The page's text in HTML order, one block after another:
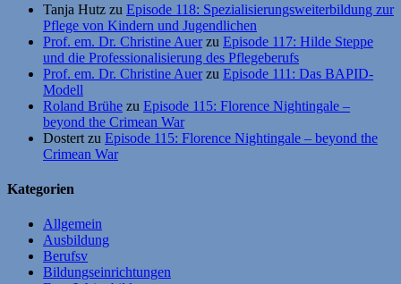
Tanja Hutz zu Episode 118: Spezialisierungsweiterbildung zur
Pflege von Kindern und Jugendlichen
Prof. em. Dr. Christine Auerzu Episode 117: Hilde Steppe
und die Professionalisierung des Pflegeberufs
Prof. em. Dr. Christine Auerzu Episode 111: Das BAPID-
Modell
Roland Brühe zu Episode 115: Florence Nightingale –
beyond the Crimean War
Dostert zu Episode 115: Florence Nightingale – beyond the
Crimean War
Kategorien
Allgemein
Ausbildung
Berufsv
Bildungseinrichtungen